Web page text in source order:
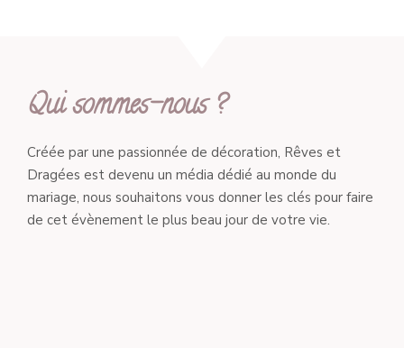
Qui sommes-nous ?
Créée par une passionnée de décoration, Rêves et
Dragées est devenu un média dédié au monde du
mariage, nous souhaitons vous donner les clés pour faire
de cet évènement le plus beau jour de votre vie.